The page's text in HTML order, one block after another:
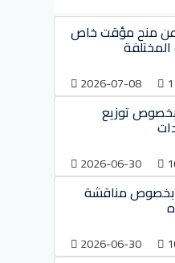
عن منح مؤقت خاص
2026-07-08
توزيع
2026-06-30
بخصوص مناقشة
2026-06-30